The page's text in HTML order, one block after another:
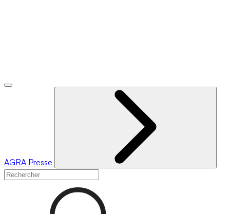
AGRA Presse